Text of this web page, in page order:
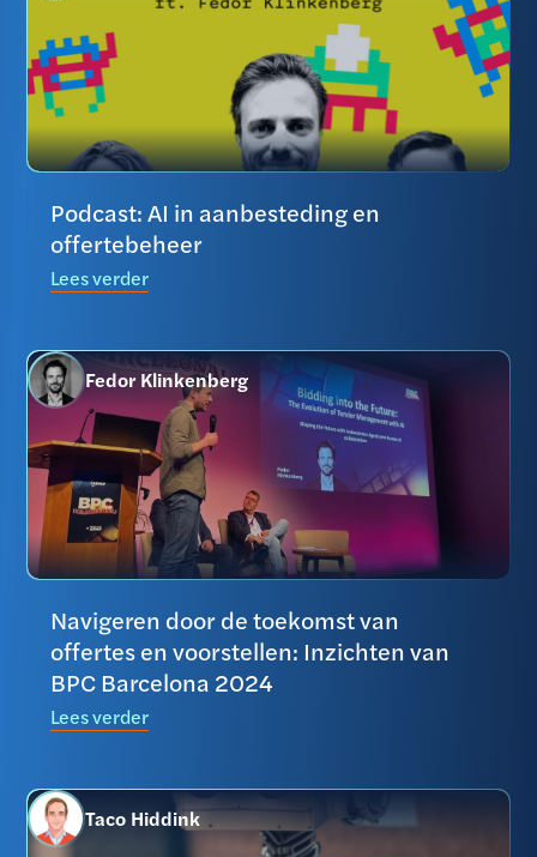
Podcast: AI in aanbesteding en
offertebeheer
Lees verder
Fedor Klinkenberg
Navigeren door de toekomst van
offertes en voorstellen: Inzichten van
BPC Barcelona 2024
Lees verder
Taco Hiddink